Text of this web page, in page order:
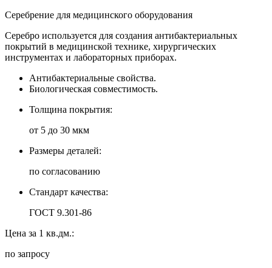
Серебрение для медицинского оборудования
Серебро используется для создания антибактериальных
покрытий в медицинской технике, хирургических
инструментах и лабораторных приборах.
Антибактериальные свойства.
Биологическая совместимость.
Толщина покрытия:
от 5 до 30 мкм
Размеры деталей:
по согласованию
Стандарт качества:
ГОСТ 9.301-86
Цена за 1 кв.дм.:
по запросу